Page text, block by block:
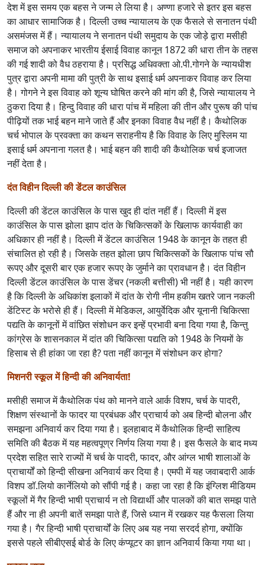
देश में इस समय एक बहस ने जन्म ले लिया है। अण्णा हजारे से इतर इस बहस
का आधार सामाजिक है। दिल्ली उच्च न्यायालय के एक फैसले से सनातन पंथी
असमंजस में हैं। न्यायालय ने सनातन पंथी समुदाय के एक जोड़े द्वारा मसीही
समाज को अपनाकर भारतीय ईसाई विवाह कानून 1872 की धारा तीन के तहस
की गई शादी को वैध ठहराया है। प्रसिद्ध अधिवक्ता ओ.पी.गोगने के न्यायधीश
पुत्र द्वारा अपनी मामा की पुत्री के साथ इसाई धर्म अपनाकर विवाह कर लिया
है। गोगने ने इस विवाह को शून्य घोषित करने की मांग की है, जिसे न्यायालय ने
ठुकरा दिया है। हिन्दु विवाह की धारा पांच में महिला की तीन और पुरूष की पांच
पीढ़ियों तक भाई बहन माने जाते हैं और इनका विवाह वैध नहीं है। कैथोलिक
चर्च भोपाल के प्रवक्ता का कथन सराहनीय है कि विवाह के लिए मुस्लिम या
इसाई धर्म अपनाना गलत है। भाई बहन की शादी की कैथोलिक चर्च इजाजत
नहीं देता है।
दंत विहीन दिल्ली की डेंटल काउंसिल
दिल्ली की डेंटल काउंसिल के पास खुद ही दांत नहीं हैं। दिल्ली में इस
काउंसिल के पास झोला झाप दांत के चिकित्सकों के खिलाफ कार्यवाही का
अधिकार ही नहीं है। दिल्ली में डेंटल काउंसिल 1948 के कानून के तहत ही
संचालित हो रही है। जिसके तहत झोला छाप चिकित्सकों के खिलाफ पांच सौ
रूपए और दूसरी बार एक हजार रूपए के जुर्माने का प्रावधान है। दंत विहीन
दिल्ली डेंटल काउंसिल के पास डेंचर (नकली बत्तीसी) भी नहीं है। यही कारण
है कि दिल्ली के अधिकांश इलाकों में दांत के रोगी नीम हकीम खतरे जान नकली
डेंटिस्ट के भरोसे ही हैं। दिल्ली में मेडिकल, आयुर्वेदिक और यूनानी चिकित्सा
पद्यति के कानूनों में वांछित संशोधन कर इन्हें प्रभावी बना दिया गया है, किन्तु
कांग्रेस के शासनकाल में दांत की चिकित्सा पद्यति को 1948 के नियमों के
हिसाब से ही हांका जा रहा है? पता नहीं कानून में संशोधन कर होगा?
मिशनरी स्कूल में हिन्दी की अनिवार्यता!
मसीही समाज में कैथोलिक पंथ को मानने वाले आर्क विशप, चर्च के पादरी,
शिक्षण संस्थानों के फादर या प्रबंधक और प्राचार्य को अब हिन्दी बोलना और
समझना अनिवार्य कर दिया गया है। इलहाबाद में कैथोलिक हिन्दी साहित्य
समिति की बैठक में यह महत्वपूण्र निर्णय लिया गया है। इस फैसले के बाद मध्य
प्रदेश सहित सारे राज्यों में चर्च के पादरी, फादर, और आंग्ल भाषी शालाओं के
प्राचार्यों को हिन्दी सीखना अनिवार्य कर दिया है। एमपी में यह जवाबदारी आर्क
विशप डॉ.लियो कार्नेलियो को सौंपी गई है। कहा जा रहा है कि इंग्लिश मीडियम
स्कूलों में गैर हिन्दी भाषी प्राचार्य न तो विद्यार्थी और पालकों की बात समझ पाते
हैं और ना ही अपनी बातें समझा पाते हैं, जिसे ध्यान में रखकर यह फैसला लिया
गया है। गैर हिन्दी भाषी प्राचार्यों के लिए अब यह नया सरदर्द होगा, क्योंकि
इससे पहले सीबीएसई बोर्ड के लिए कंप्यूटर का ज्ञान अनिवार्य किया गया था।